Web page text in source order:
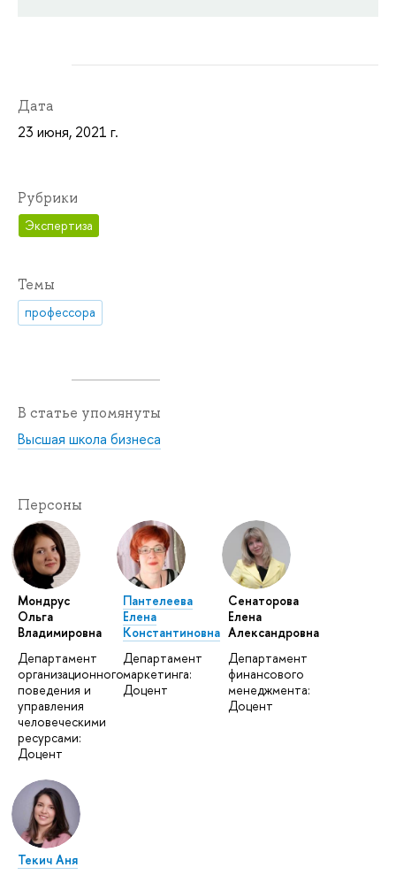
Дата
23 июня, 2021 г.
Рубрики
Экспертиза
Темы
профессора
В статье упомянуты
Высшая школа бизнеса
Персоны
Мондрус
Ольга
Владимировна
Департамент
организационного
поведения и
управления
человеческими
ресурсами:
Доцент
Пантелеева
Елена
Константиновна
Департамент
маркетинга:
Доцент
Сенаторова
Елена
Александровна
Департамент
финансового
менеджмента:
Доцент
Текич Аня